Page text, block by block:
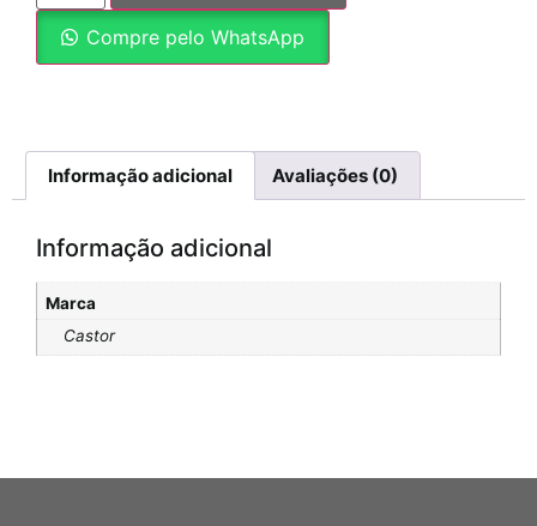
Compre pelo WhatsApp
Informação adicional Avaliações (0)
Informação adicional
Marca
Castor